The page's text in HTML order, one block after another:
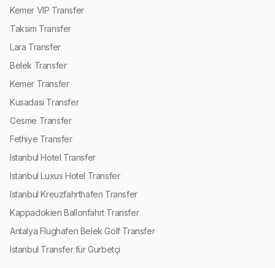
Kemer VIP Transfer
Taksim Transfer
Lara Transfer
Belek Transfer
Kemer Transfer
Kusadasi Transfer
Cesme Transfer
Fethiye Transfer
Istanbul Hotel Transfer
Istanbul Luxus Hotel Transfer
Istanbul Kreuzfahrthafen Transfer
Kappadokien Ballonfahrt Transfer
Antalya Flughafen Belek Golf Transfer
Istanbul Transfer für Gurbetçi